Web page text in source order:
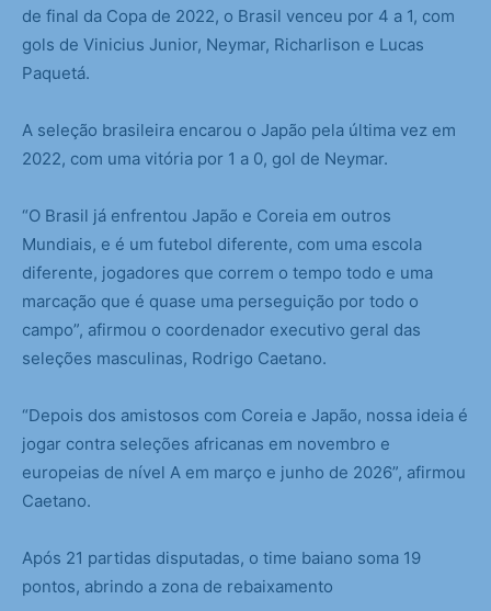
de final da Copa de 2022, o Brasil venceu por 4 a 1, com
gols de Vinicius Junior, Neymar, Richarlison e Lucas
Paquetá.
A seleção brasileira encarou o Japão pela última vez em
2022, com uma vitória por 1 a 0, gol de Neymar.
“O Brasil já enfrentou Japão e Coreia em outros
Mundiais, e é um futebol diferente, com uma escola
diferente, jogadores que correm o tempo todo e uma
marcação que é quase uma perseguição por todo o
campo”, afirmou o coordenador executivo geral das
seleções masculinas, Rodrigo Caetano.
“Depois dos amistosos com Coreia e Japão, nossa ideia é
jogar contra seleções africanas em novembro e
europeias de nível A em março e junho de 2026”, afirmou
Caetano.
Após 21 partidas disputadas, o time baiano soma 19
pontos, abrindo a zona de rebaixamento